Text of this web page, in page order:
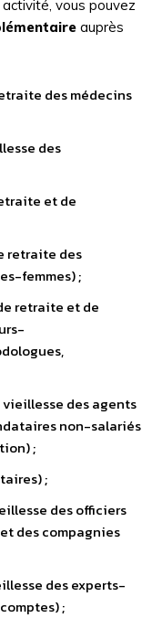
vous pouvez
auprès
des médecins
des
et de
retraite des
femmes) ;
retraite et de
vieillesse des agents
non-salariés
;
;
des officiers
des compagnies
des experts-
;